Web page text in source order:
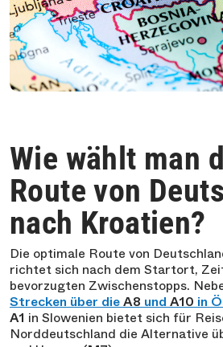
Wie wählt man
Route von
nach Kroatien?
Die optimale Route von
richtet sich nach dem Startort,
bevorzugten Zwischenstopps.
Strecken über dieA8 und A10 in
A1 in Slowenien bietet sich für
Norddeutschland die Alternative